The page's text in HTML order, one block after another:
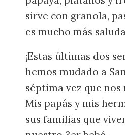
sirve con granola,
es mucho más
¡Estas últimas dos
hemos mudado a
séptima vez que
Mis papás y mis
sus familias que